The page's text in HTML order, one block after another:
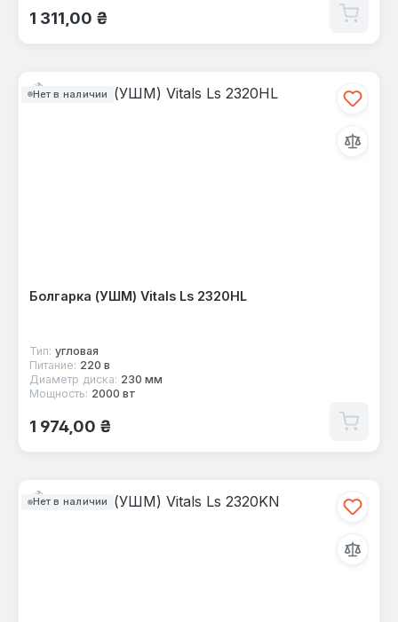
Обычная цена:
1 311,00 ₴
Нет в наличии
Болгарка (УШМ) Vitals Ls 2320HL
Тип: угловая
Питание: 220 в
Диаметр диска: 230 мм
Мощность: 2000 вт
Обычная цена:
1 974,00 ₴
Нет в наличии